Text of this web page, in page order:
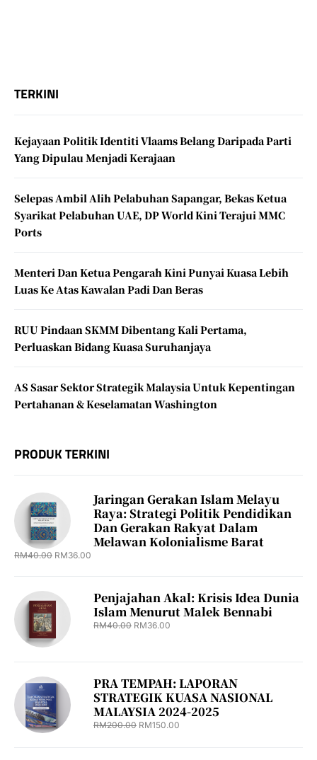
TERKINI
Kejayaan Politik Identiti Vlaams Belang Daripada Parti
Yang Dipulau Menjadi Kerajaan
Selepas Ambil Alih Pelabuhan Sapangar, Bekas Ketua
Syarikat Pelabuhan UAE, DP World Kini Terajui MMC
Ports
Menteri Dan Ketua Pengarah Kini Punyai Kuasa Lebih
Luas Ke Atas Kawalan Padi Dan Beras
RUU Pindaan SKMM Dibentang Kali Pertama,
Perluaskan Bidang Kuasa Suruhanjaya
AS Sasar Sektor Strategik Malaysia Untuk Kepentingan
Pertahanan & Keselamatan Washington
PRODUK TERKINI
Jaringan Gerakan Islam Melayu
Raya: Strategi Politik Pendidikan
Dan Gerakan Rakyat Dalam
Melawan Kolonialisme Barat
RM40.00 RM36.00
Penjajahan Akal: Krisis Idea Dunia
Islam Menurut Malek Bennabi
RM40.00 RM36.00
PRA TEMPAH: LAPORAN
STRATEGIK KUASA NASIONAL
MALAYSIA 2024-2025
RM200.00 RM150.00